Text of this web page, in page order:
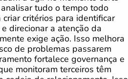
tudo o tempo todo
critérios para identificar
direcionar a atenção da
exige ação. Isso melhora
de problemas passarem
fortalece governança e
monitoram terceiros têm